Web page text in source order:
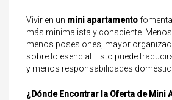
Vivir en un mini apartamento
más minimalista y consciente.
menos posesiones, mayor
sobre lo esencial. Esto puede
y menos responsabilidades
¿Dónde Encontrar la Oferta de Mini